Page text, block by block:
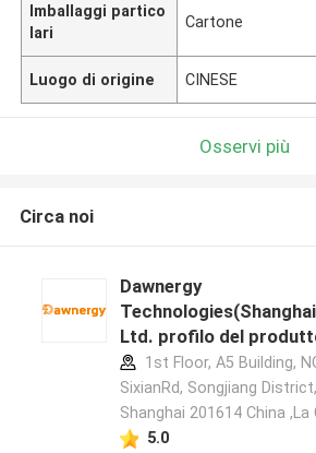
Imballaggi partico
lari
Cartone
Luogo di origine CINESE
Osservi più
Circa noi
Dawnergy
Ltd. profilo del
1st Floor, A5 Building,
SixianRd, Songjiang District,
Shanghai 201614 China ,La
5.0